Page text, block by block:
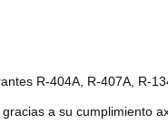
R-404A, R-407A, R-
a su cumplimiento